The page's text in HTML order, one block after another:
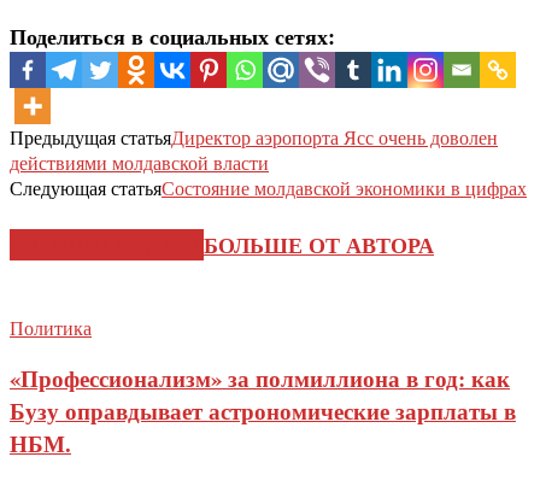
Поделиться в социальных сетях:
Предыдущая статьяДиректор аэропорта Ясс очень доволен
действиями молдавской власти
Следующая статьяСостояние молдавской экономики в цифрах
БОЛЬШЕ ОТ АВТОРА
Политика
«Профессионализм» за полмиллиона в год: как
Бузу оправдывает астрономические зарплаты в
НБМ.